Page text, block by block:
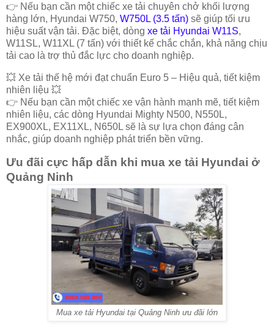
👉 Nếu bạn cần một chiếc xe tải chuyên chở khối lượng
hàng lớn, Hyundai W750, W750L (3.5 tấn) sẽ giúp tối ưu
hiệu suất vận tải. Đặc biệt, dòng xe tải Hyundai W11S,
W11SL, W11XL (7 tấn) với thiết kế chắc chắn, khả năng chịu
tải cao là trợ thủ đắc lực cho doanh nghiệp.
💥 Xe tải thế hệ mới đạt chuẩn Euro 5 – Hiệu quả, tiết kiệm
nhiên liệu 💥
👉 Nếu bạn cần một chiếc xe vận hành mạnh mẽ, tiết kiệm
nhiên liệu, các dòng Hyundai Mighty N500, N550L,
EX900XL, EX11XL, N650L sẽ là sự lựa chọn đáng cân
nhắc, giúp doanh nghiệp phát triển bền vững.
Ưu đãi cực hấp dẫn khi mua xe tải Hyundai ở
Quảng Ninh
Mua xe tải Hyundai tại Quảng Ninh ưu đãi lớn